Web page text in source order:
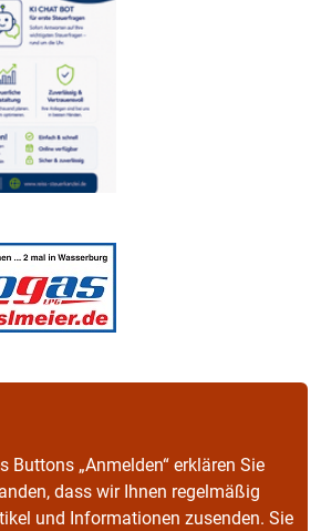
Buttons „Anmelden“ erklären Sie
dass wir Ihnen regelmäßig
und Informationen zusenden. Sie